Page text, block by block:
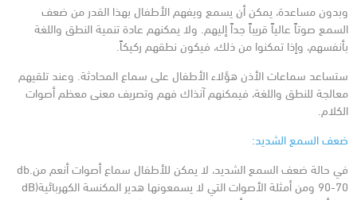
وبدون مساعدة، يمكن أن يسمع ويفهم الأطفال بهذا القدر من ضعف
السمع صوتاً عالياً قريباً جداً إليهم. ولا يمكنهم عادة تنمية النطق واللغة
بأنفسهم، وإذا تمكنوا من ذلك، فيكون نطقهم ركيكاً.
ستساعد سماعات الأذن هؤلاء الأطفال على سماع المحادثة. وعند تلقيهم
معالجة للنطق واللغة، فيمكنهم آنذاك فهم وتصريف معنى معظم أصوات
الكلام.
ضعف السمع الشديد:
في حالة ضعف السمع الشديد، لا يمكن للأطفال سماع أصوات أنعم من.db
90-70 ومن أمثلة الأصوات التي لا يسمعونها هدير المكنسة الكهربائية(dB